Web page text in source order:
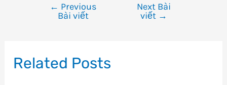
viết
← Previous
Bài viết
Next Bài
viết →
Related Posts